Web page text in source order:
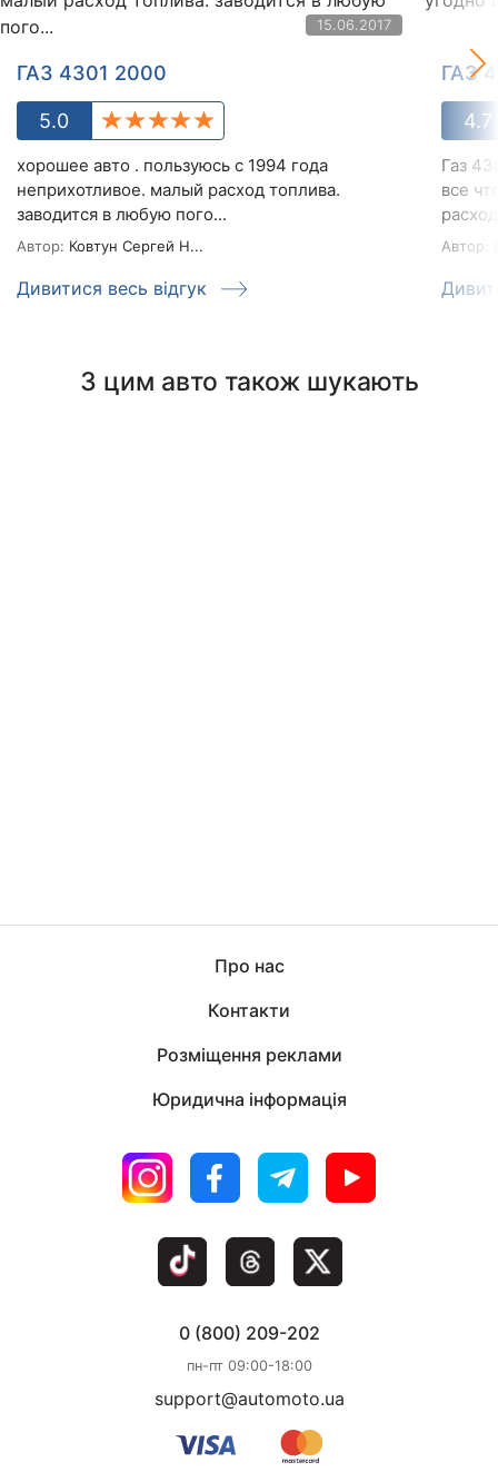
15.06.2017
ГАЗ 4301 2000
5.0
хорошее авто . пользуюсь с 1994 года
неприхотливое. малый расход топлива.
заводится в любую пого...
Автор: Ковтун Сергей Н...
Дивитися весь відгук
ГАЗ
4.7
Газ
все
Автор:
З цим авто також шукають
Про нас
Контакти
Розміщення реклами
Юридична інформація
0 (800) 209-202
пн-пт 09:00-18:00
support@automoto.ua